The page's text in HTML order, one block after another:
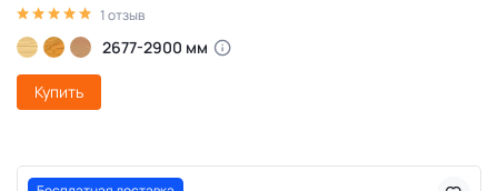
1 отзыв
2677-2900 мм
Купить